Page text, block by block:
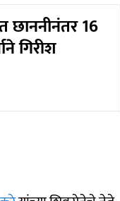
छाननीनंतर 16
गिरीश